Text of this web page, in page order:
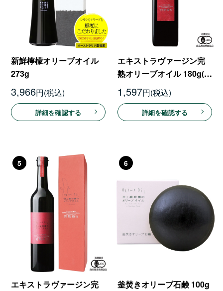
新鮮檸檬オリーブオイル
273g
3,966円
詳細を確認する
エキストラヴァージン完
熟オリーブオイル 180g(箱
なし)
1,597円
詳細を確認する
5
エキストラヴァージン完
6
釜焚きオリーブ石鹸 100g